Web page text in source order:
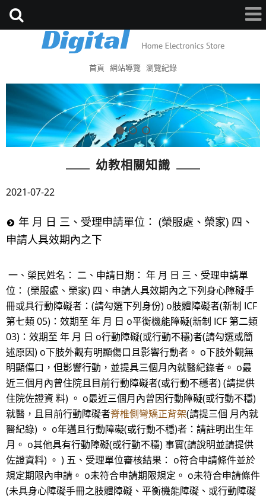
首頁 網站導覽 瀏覽紀錄
幼教相關知識
2021-07-22
年 月 日 三、受理申請單位： (榮服處、榮家) 四、
申請人具效期內之下
一、榮民姓名： 二、申請日期： 年 月 日 三、受理申請單
位： (榮服處、榮家) 四、申請人具效期內之下列身心障礙手
冊或具行動障礙者：(請勾選下列身份) o肢體障礙者(新制 ICF
第七類 05)：效期至 年 月 日 o平衡機能障礙(新制 ICF 第二類
03)：效期至 年 月 日 o行動障礙(或行動不穩)者(請勾選或簡
述原因) o下肢外觀有明顯傷口且影響行動者。 o下肢外觀無
明顯傷口，但影響行動，並提具三個月內就醫紀錄者。 o最
近三個月內曾住院且目前行動障礙者(或行動不穩者) (請提供
住院佐證資 料) 。 o最近三個月內曾因行動障礙(或行動不穩)
就醫，且目前行動障礙者脊椎側彎矯正背架(請提三個 月內就
醫紀錄) 。 o年邁且行動障礙(或行動不穩)者：請註明出生年
月。 o其他具有行動障礙(或行動不穩) 事實(請說明並請提供
佐證資料) 。 ) 五、受理單位審核結果： o符合申請條件並於
規定期限內申請。 o未符合申請期限規定。 o未符合申請條件
(未具身心障礙手冊之肢體障礙、平衡機能障礙、或行動障礙